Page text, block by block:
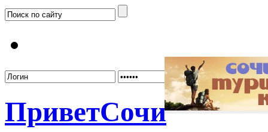
ПриветСочи